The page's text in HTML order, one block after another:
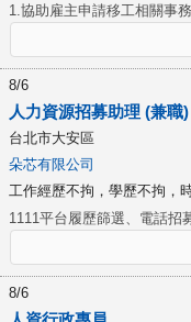
1.協助雇主申請移工相關事務 2.熟悉相關移工法令及辦理 3.協助業務人員處
極，並學習公司聘軒系統 有駕照，會開車 (優先入取) ☆3個月後依能力調薪
☆有經驗，薪水面議
8/6
人力資源招募助理 (兼職)
台北市大安區
朵芯有限公司
工作經歷不拘，學歷不拘，
1111平台履歷篩選、電話招募徵
8/6